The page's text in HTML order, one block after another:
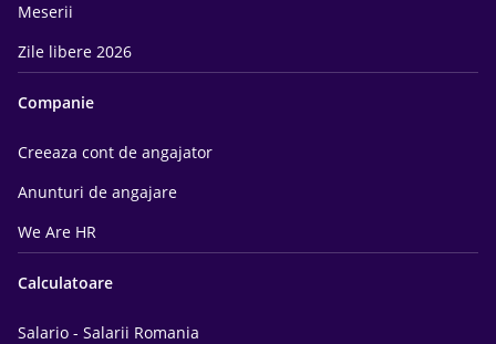
Meserii
Zile libere 2026
Companie
Creeaza cont de angajator
Anunturi de angajare
We Are HR
Calculatoare
Salario - Salarii Romania